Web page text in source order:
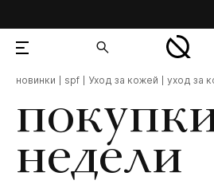
недели
новинки spf Уход за кожей уход за